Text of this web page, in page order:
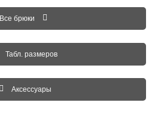
Все брюки
Табл. размеров
Аксессуары